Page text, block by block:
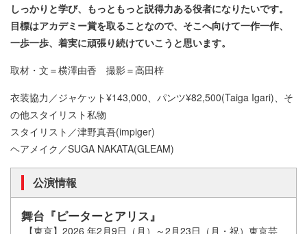
しっかりと学び、もっともっと説得力ある役者になりたいです。
目標はアカデミー賞を取ることなので、そこへ向けて一作一作、
一歩一歩、着実に頑張り続けていこうと思います。
取材・文＝横澤由香 撮影＝高田梓
衣装協力／ジャケット¥143,000、パンツ¥82,500(Taiga Igari)、そ
の他スタイリスト私物
スタイリスト／津野真吾(impiger)
ヘアメイク／SUGA NAKATA(GLEAM)
公演情報
舞台『ピーターとアリス』
【東京】2026 年2月9日（月）～2月23日（月・祝）東京芸